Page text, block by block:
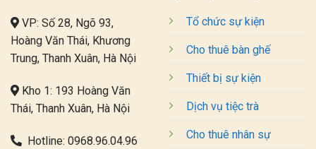
VP: Số 28, Ngõ 93,
Hoàng Văn Thái, Khương
Trung, Thanh Xuân, Hà Nội
Kho 1: 193 Hoàng Văn
Thái, Thanh Xuân, Hà Nội
Hotline: 0968.96.04.96
Tổ chức sự kiện
Cho thuê bàn ghế
Thiết bị sự kiện
Dịch vụ tiệc trà
Cho thuê nhân sự